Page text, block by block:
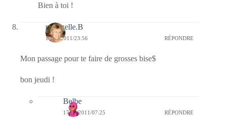
Bien à toi !
mamzelle.B
16/02/2011/23:56 RÉPONDRE
Mon passage pour te faire de grosses bise$
bon jeudi !
Belbe
17/02/2011/07:25 RÉPONDRE